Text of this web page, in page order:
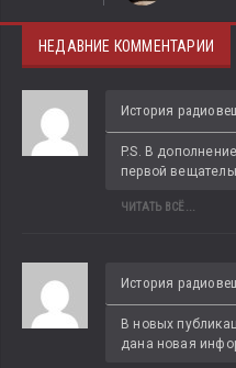
НЕДАВНИЕ КОММЕНТАРИИ
История
P.S. В
первой
ЧИТАТЬ ВСЁ...
История
В новых
дана новая